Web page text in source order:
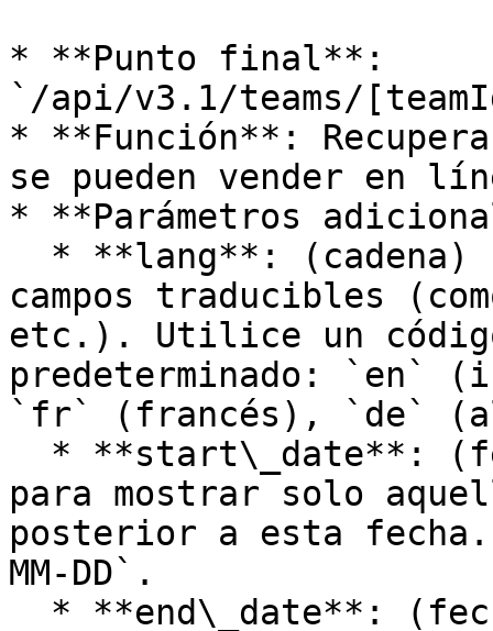
* **Punto final**:
`/api/v3.1/teams/
* **Función**:
se pueden vender en
* **Parámetros
campos traducibles
etc.). Utilice un
predeterminado: `en`
`fr` (francés), `de`
para mostrar solo
posterior a esta fecha.
MM-DD`.